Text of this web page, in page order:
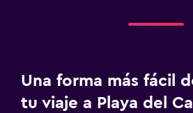
Una forma más fácil
tu viaje a Playa del